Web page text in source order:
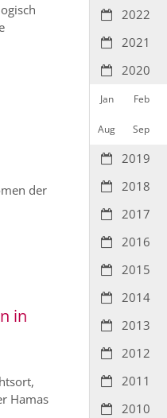
der
in
Hamas
2022
2021
2020
Jan Feb
Aug Sep
2019
2018
2017
2016
2015
2014
2013
2012
2011
2010